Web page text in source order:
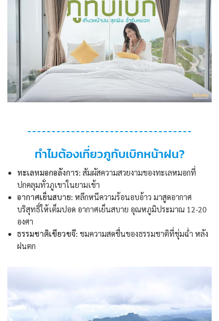
ทำไมต้องเที่ยวภูทับเบิกหน้าฝน?
ทะเลหมอกอลังการ: สัมผัสความสวยงามของทะเลหมอกที่
ปกคลุมทั่วภูเขาในยามเช้า
อากาศเย็นสบาย: หลีกหนีความร้อนอบอ้าว มาสูดอากาศ
บริสุทธิ์ให้เต็มปอด อากาศเย็นสบาย อุณหภูมิประมาณ 12-20
องศา
ธรรมชาติเขียวขจี: ชมความสดชื่นของธรรมชาติที่ชุ่มฉ่ำ หลัง
ฝนตก